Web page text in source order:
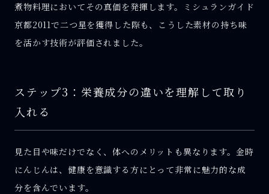
煮物料理においてその真価を発揮します。ミシュランガイド
京都2011で二つ星を獲得した際も、こうした素材の持ち味
を活かす技術が評価されました。
ステップ3：栄養成分の違いを理解して取り
入れる
見た目や味だけでなく、体へのメリットも異なります。金時
にんじんは、健康を意識する方にとって非常に魅力的な成
分を含んでいます。